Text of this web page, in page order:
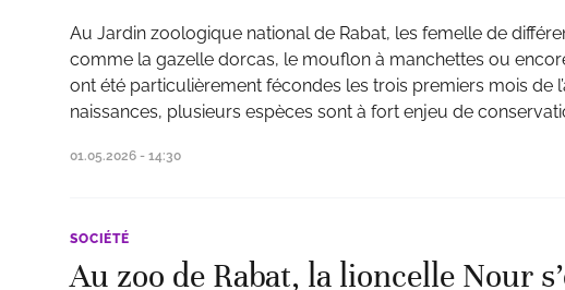
Au Jardin zoologique national de Rabat, les femelle de
comme la gazelle dorcas, le mouflon à manchettes ou
ont été particulièrement fécondes les trois premiers mois de
naissances, plusieurs espèces sont à fort enjeu de
01.05.2026 - 14:30
SOCIÉTÉ
Au zoo de Rabat, la lioncelle Nour